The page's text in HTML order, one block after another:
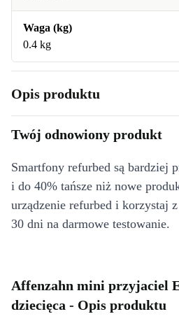
Waga (kg)
0.4 kg
Opis produktu
Twój odnowiony produkt
Smartfony refurbed są bardziej
i do 40% tańsze niż nowe
urządzenie refurbed i korzystaj
30 dni na darmowe testowanie.
Affenzahn mini przyjaciel
dziecięca - Opis produktu